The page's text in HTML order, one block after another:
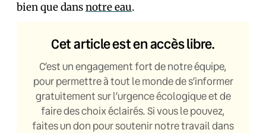
bien que dansnotre eau.
Cet article est en accès libre.
C’est un engagement fort de notre équipe,
pour permettre à tout le monde de s’informer
gratuitement sur l’urgence écologique et de
faire des choix éclairés. Si vous le pouvez,
faites un don pour soutenir notre travail dans